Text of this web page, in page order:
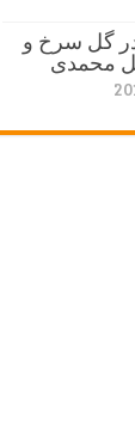
گل سرخ و
محمدی